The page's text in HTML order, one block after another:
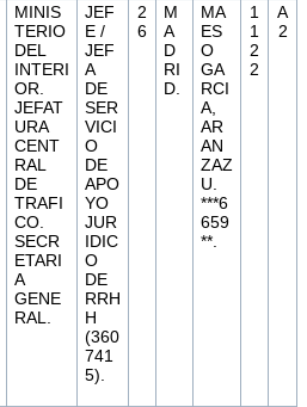
MINIS
TERIO
DEL
INTERI
OR.
JEFAT
URA
CENT
RAL
DE
TRAFI
CO.
SECR
ETARI
A
GENE
RAL.
JEF
E /
JEF
A
DE
SER
VICI
O
DE
APO
YO
JUR
IDIC
O
DE
RRH
H
(360
741
5).
2
6
M
A
D
RI
D.
MA
ES
O
GA
RCI
A,
AR
AN
ZAZ
U.
***6
659
**.
1
1
2
2
A
2